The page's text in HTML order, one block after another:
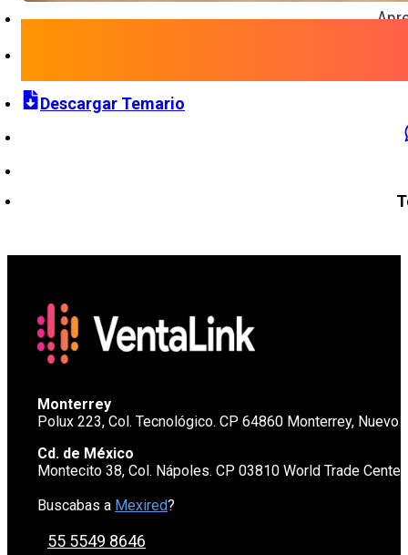
Descargar Temario
Monterrey
Polux 223, Col. Tecnológico. CP 64860 Monterrey, Nuevo
Cd. de México
Montecito 38, Col. Nápoles. CP 03810 World Trade
Buscabas a Mexired?
55 5549 8646